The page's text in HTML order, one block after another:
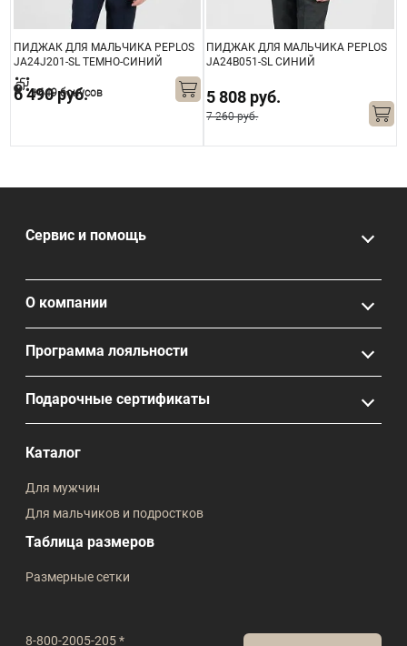
ПИДЖАК ДЛЯ МАЛЬЧИКА PEPLOS
JA24J201-SL ТЕМНО-СИНИЙ
6 490 руб.
+649 бонусов
ПИДЖАК ДЛЯ МАЛЬЧИКА PEPLOS
JA24B051-SL СИНИЙ
5 808 руб.
7 260 руб.
8-800-2005-205 *
Сервис и помощь
О компании
Программа лояльности
Подарочные сертификаты
Каталог
Для мужчин
Для мальчиков и подростков
Таблица размеров
Размерные сетки